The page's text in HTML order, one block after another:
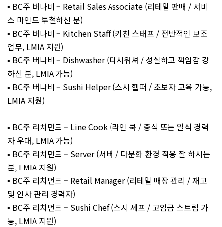
▪️ BC주 버나비 – Retail Sales Associate (리테일 판매 / 서비
스 마인드 투철하신 분)
▪️ BC주 버나비 – Kitchen Staff (키친 스태프 / 전반적인 보조
업무, LMIA 지원)
▪️ BC주 버나비 – Dishwasher (디시워셔 / 성실하고 책임감 강
하신 분, LMIA 가능)
▪️ BC주 버나비 – Sushi Helper (스시 헬퍼 / 초보자 교육 가능,
LMIA 지원)
▪️ BC주 리치먼드 – Line Cook (라인 쿡 / 중식 또는 일식 경력
자 우대, LMIA 가능)
▪️ BC주 리치먼드 – Server (서버 / 다문화 환경 적응 잘 하시는
분, LMIA 지원)
▪️ BC주 리치먼드 – Retail Manager (리테일 매장 관리 / 재고
및 인사 관리 경력자)
▪️ BC주 리치먼드 – Sushi Chef (스시 셰프 / 고임금 스트림 가
능, LMIA 지원)